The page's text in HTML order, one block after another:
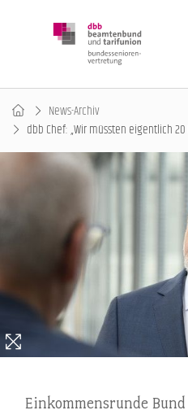
News-Archiv
dbb Chef: „Wir müssten eigentlich
Einkommensrunde